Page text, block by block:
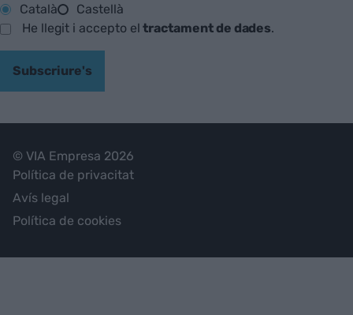
Català
Castellà
He llegit i accepto eltractament de dades.
Subscriure's
© VIA Empresa 2026
Política de privacitat
Avís legal
Política de cookies